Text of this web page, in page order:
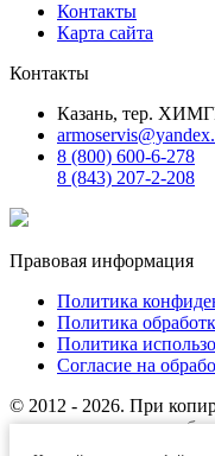
Контакты
Карта сайта
Контакты
Казань, тер.
8 (800) 600-6-278
8 (843) 207-2-208
Правовая информация
Политика
Политика
Политика
Согласие на
© 2012 - 2026. При
ссылка на источник